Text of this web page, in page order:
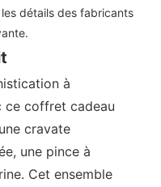
détails des fabricants
à
ce coffret cadeau
cravate
une pince à
Cet ensemble